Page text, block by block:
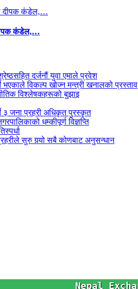
कंडेल,…
दर्जनौं युवा एमाले प्रवेश
भएकाले विकल्प खोज्न मन्त्री खनालको प्रस्ताव
विश्लेषकहरूको बुझाइ
३ जना प्रहरी अधिकृत पुरस्कृत
धम्कीपूर्ण विज्ञप्ति
सुरु गर्‍यो सबै कोणबाट अनुसन्धान